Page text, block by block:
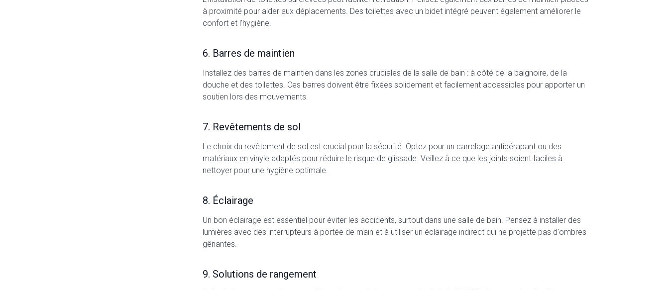
à proximité pour aider aux déplacements. Des toilettes avec un bidet intégré peuvent également améliorer le
confort et l'hygiène.
6. Barres de maintien
Installez des barres de maintien dans les zones cruciales de la salle de bain : à côté de la baignoire, de la
douche et des toilettes. Ces barres doivent être fixées solidement et facilement accessibles pour apporter un
soutien lors des mouvements.
7. Revêtements de sol
Le choix du revêtement de sol est crucial pour la sécurité. Optez pour un carrelage antidérapant ou des
matériaux en vinyle adaptés pour réduire le risque de glissade. Veillez à ce que les joints soient faciles à
nettoyer pour une hygiène optimale.
8. Éclairage
Un bon éclairage est essentiel pour éviter les accidents, surtout dans une salle de bain. Pensez à installer des
lumières avec des interrupteurs à portée de main et à utiliser un éclairage indirect qui ne projette pas d'ombres
gênantes.
9. Solutions de rangement